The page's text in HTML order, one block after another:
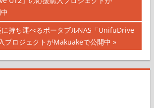
持ち運べるポータブルNAS「UnifuDrive
プロジェクトがMakuakeで公開中